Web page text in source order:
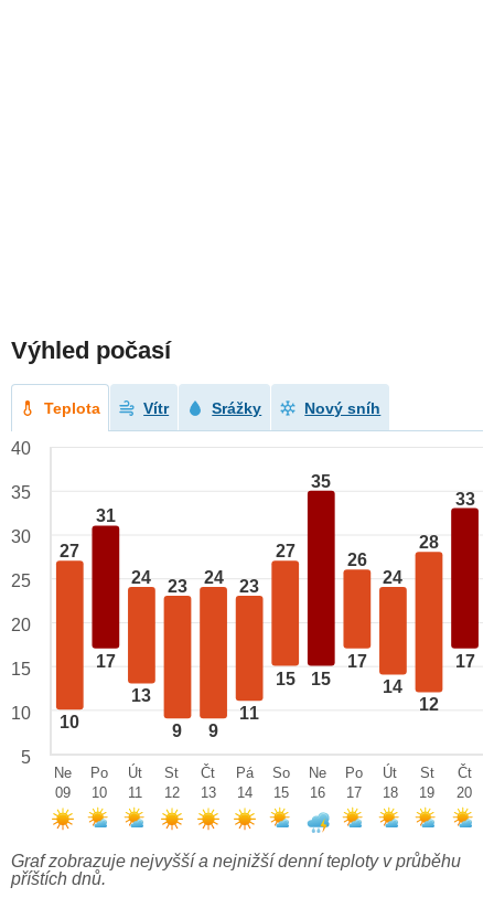
Výhled počasí
Teplota Vítr Srážky Nový sníh
27
10
31
17
24
13
23
9
24
9
23
11
27
15
35
15
26
17
24
14
28
12
33
17
40
35
30
25
20
15
10
5
Ne
09
Po
10
Út
11
St
12
Čt
13
Pá
14
So
15
Ne
16
Po
17
Út
18
St
19
Čt
20
Graf zobrazuje nejvyšší a nejnižší denní teploty v průběhu
příštích dnů.